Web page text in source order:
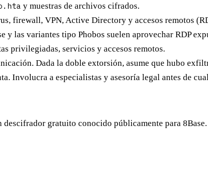
y muestras de archivos cifrados.
firewall, VPN, Active Directory y accesos remotos
y las variantes tipo Phobos suelen aprovechar RDP
privilegiadas, servicios y accesos remotos.
Dada la doble extorsión, asume que hubo
Involucra a especialistas y asesoría legal antes de
descifrador gratuito conocido públicamente para 8Base.